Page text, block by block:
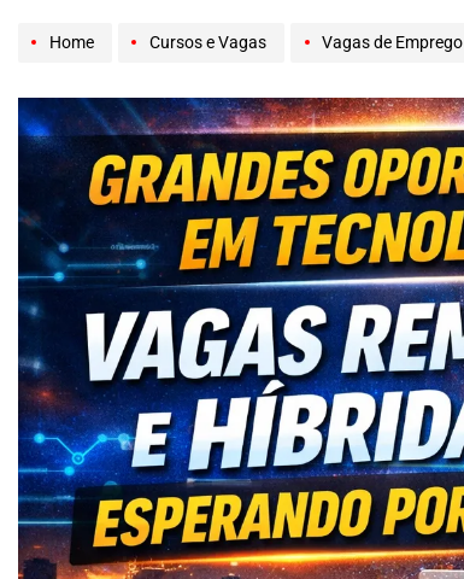
Home Cursos e Vagas Vagas de Emprego